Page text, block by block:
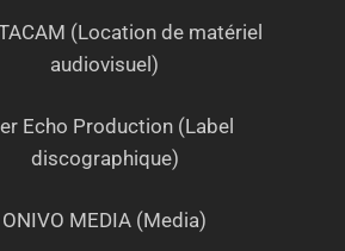
(Location de matériel
audiovisuel)
Echo Production (Label
discographique)
ONIVO MEDIA (Media)